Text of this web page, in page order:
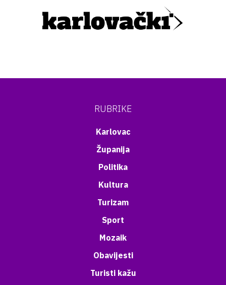
RUBRIKE
Karlovac
Županija
Politika
Kultura
Turizam
Sport
Mozaik
Obavijesti
Turisti kažu